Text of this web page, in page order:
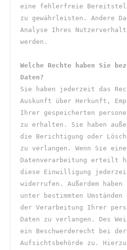
eine fehlerfreie
zu gewährleisten. Andere
Analyse Ihres
werden.
Welche Rechte haben Sie
Daten?
Sie haben jederzeit das
Auskunft über Herkunft,
Ihrer gespeicherten
zu erhalten. Sie haben
die Berichtigung oder
zu verlangen. Wenn Sie
Datenverarbeitung erteilt
diese Einwilligung
widerrufen. Außerdem
unter bestimmten
der Verarbeitung Ihrer
Daten zu verlangen. Des
ein Beschwerderecht bei
Aufsichtsbehörde zu.